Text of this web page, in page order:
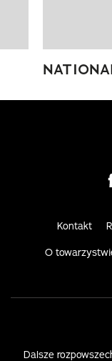
Kontakt
O
Dalsze